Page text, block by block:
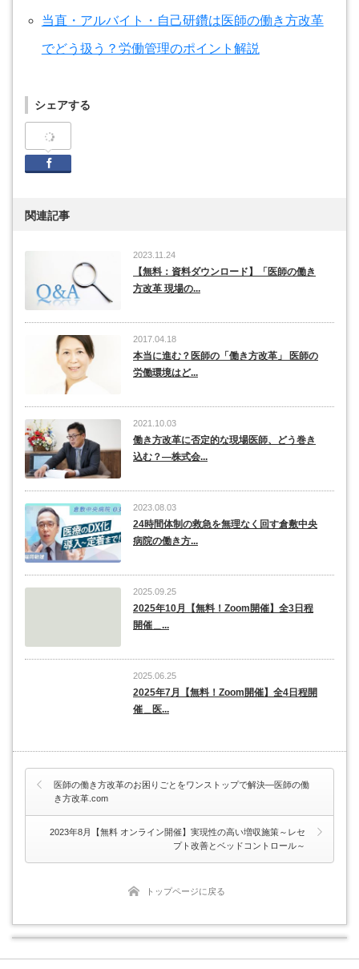
当直・アルバイト・自己研鑽は医師の働き方改革
でどう扱う？労働管理のポイント解説
シェアする
関連記事
2023.11.24
【無料：資料ダウンロード】「医師の働き
方改革 現場の...
2017.04.18
本当に進む？医師の「働き方改革」 医師の
労働環境はど...
2021.10.03
働き方改革に否定的な現場医師、どう巻き
込む？―株式会...
2023.08.03
24時間体制の救急を無理なく回す倉敷中央
病院の働き方...
2025.09.25
2025年10月【無料！Zoom開催】全3日程
開催＿...
2025.06.25
2025年7月【無料！Zoom開催】全4日程開
催＿医...
医師の働き方改革のお困りごとをワンストップで解決―医師の働
き方改革.com
2023年8月【無料 オンライン開催】実現性の高い増収施策～レセ
プト改善とベッドコントロール～
トップページに戻る